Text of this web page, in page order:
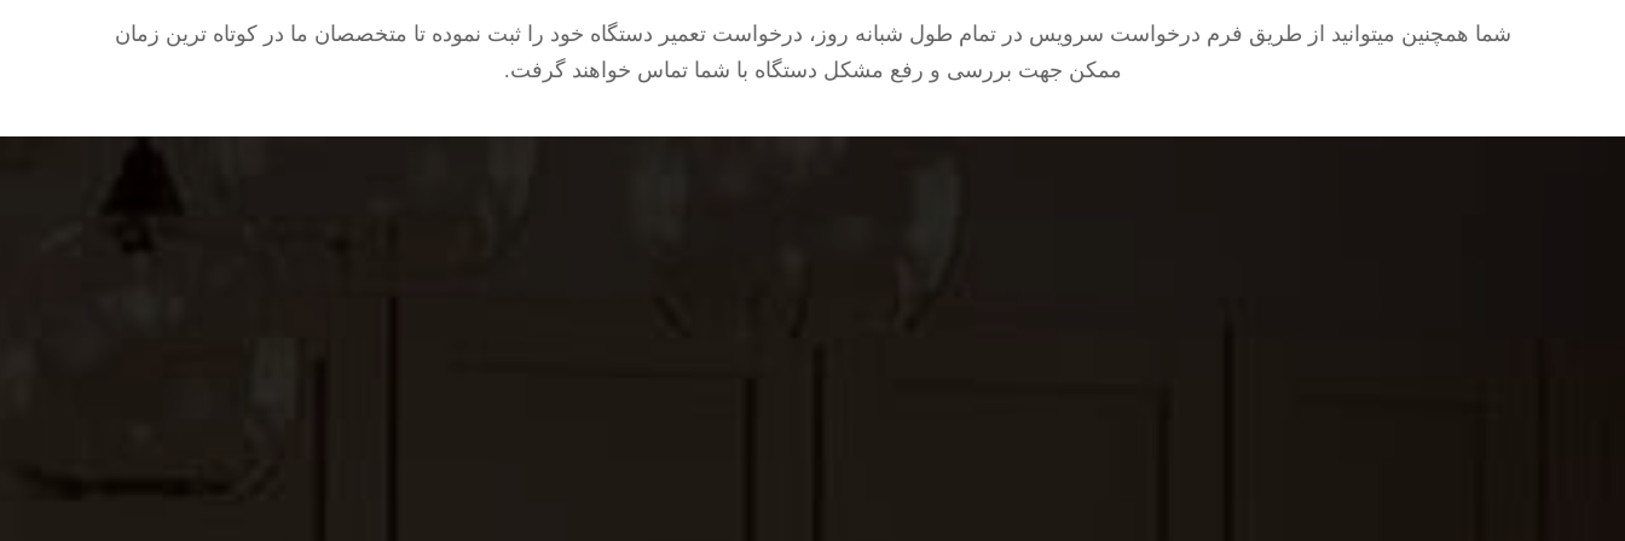
شما همچنین میتوانید از طریق فرم درخواست سرویس در تمام طول شبانه روز، درخواست تعمیر دستگاه خود را ثبت نموده تا متخصصان ما در کوتاه ترین زمان
ممکن جهت بررسی و رفع مشکل دستگاه با شما تماس خواهند گرفت.